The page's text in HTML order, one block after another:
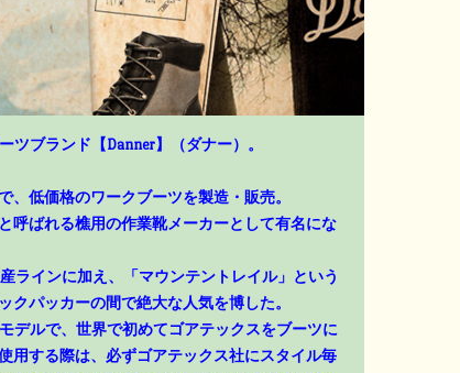
ツブランド【Danner】（ダナー）。
、低価格のワークブーツを製造・販売。
呼ばれる樵用の作業靴メーカーとして有名にな
ラインに加え、「マウンテントレイル」という
クパッカーの間で絶大な人気を博した。
デルで、世界で初めてゴアテックスをブーツに
用する際は、必ずゴアテックス社にスタイル毎